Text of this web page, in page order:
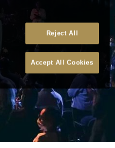
Reject All
Accept All Cookies